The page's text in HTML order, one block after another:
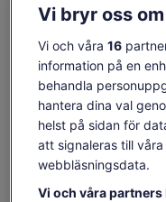
-
Priset
är
904 kr
per
vuxen
904 kr
inklusive skatter och avgifter
per vuxen
Innehållet på
Se
Lämna
Vad ingår
inte?
Vi bryr oss
Vi och våra 16
information på en
behandla
hantera dina val
helst på sidan för
att signaleras till
webbläsningsdata.
Vi och våra